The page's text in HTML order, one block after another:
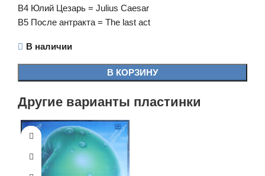
B4 Юлий Цезарь = Julius Caesar
B5 После антракта = The last act
В наличии
В КОРЗИНУ
Другие варианты пластинки